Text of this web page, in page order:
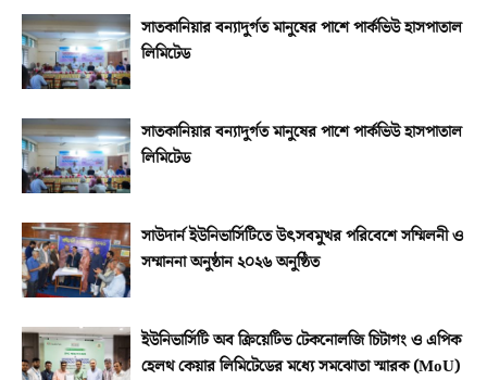
সাতকানিয়ার বন্যাদুর্গত মানুষের পাশে পার্কভিউ হাসপাতাল
লিমিটেড
সাতকানিয়ার বন্যাদুর্গত মানুষের পাশে পার্কভিউ হাসপাতাল
লিমিটেড
সাউদার্ন ইউনিভার্সিটিতে উৎসবমুখর পরিবেশে সম্মিলনী ও
সম্মাননা অনুষ্ঠান ২০২৬ অনুষ্ঠিত
ইউনিভার্সিটি অব ক্রিয়েটিভ টেকনোলজি চিটাগং ও এপিক
হেলথ কেয়ার লিমিটেডের মধ্যে সমঝোতা স্মারক (MoU)